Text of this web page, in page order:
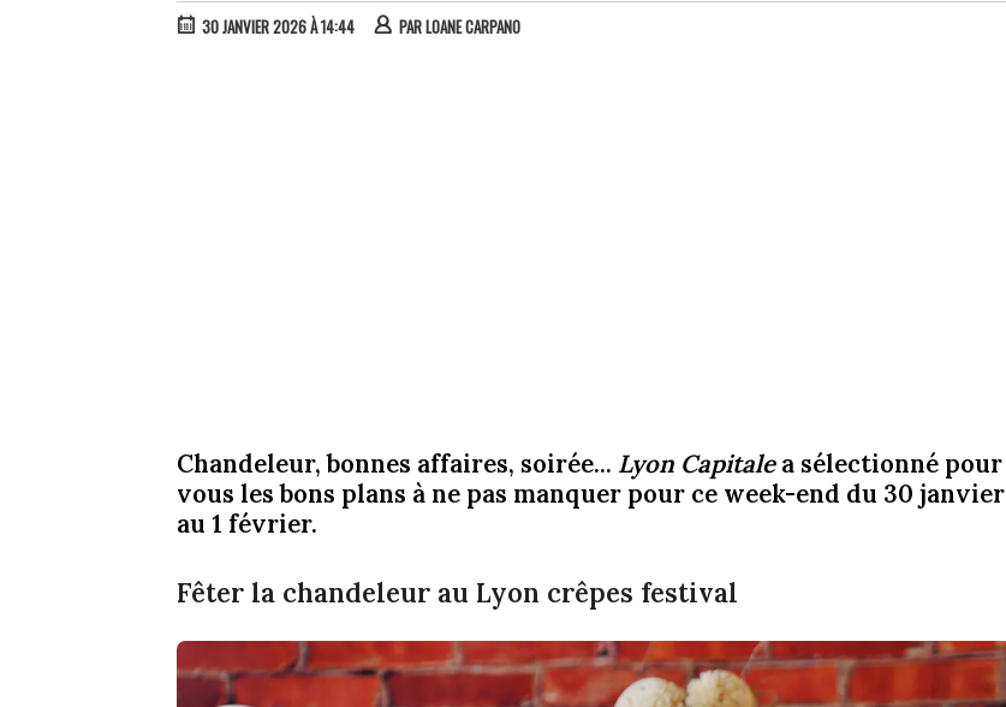
30 JANVIER 2026 À 14:44 PARLOANE CARPANO
Chandeleur, bonnes affaires, soirée... Lyon Capitalea sélectionné pour
vous les bons plans à ne pas manquer pour ce week-end du 30 janvier
au 1 février.
Fêter la chandeleur au Lyon crêpes festival